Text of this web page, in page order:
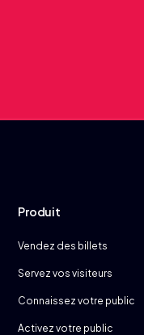
Produit
Vendez des billets
Servez vos visiteurs
Connaissez votre public
Activez votre public